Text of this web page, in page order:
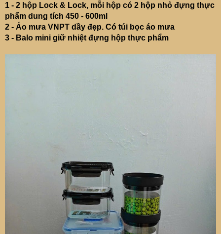
1 - 2 hộp Lock & Lock, mỗi hộp có 2 hộp nhỏ đựng thực
phẩm dung tích 450 - 600ml
2 - Áo mưa VNPT dầy đẹp. Có túi bọc áo mưa
3 - Balo mini giữ nhiệt đựng hộp thực phẩm